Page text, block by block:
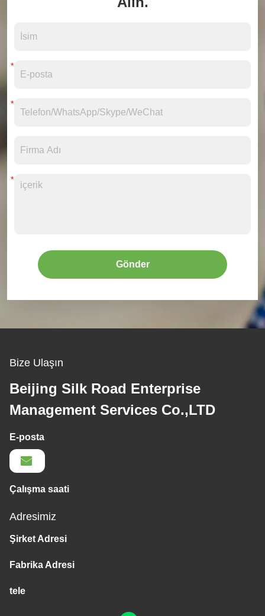
Gönder
Bize Ulaşın
Beijing Silk Road Enterprise
Management Services Co.,LTD
E-posta
Çalışma saati
Adresimiz
Şirket Adresi
Fabrika Adresi
tele